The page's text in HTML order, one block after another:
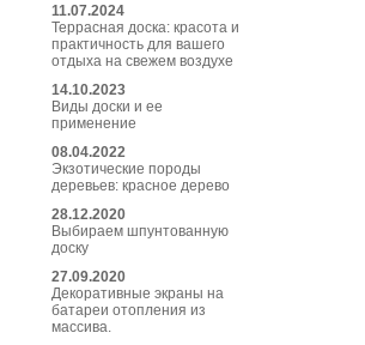
11.07.2024
Террасная доска: красота и
практичность для вашего
отдыха на свежем воздухе
14.10.2023
Виды доски и ее
применение
08.04.2022
Экзотические породы
деревьев: красное дерево
28.12.2020
Выбираем шпунтованную
доску
27.09.2020
Декоративные экраны на
батареи отопления из
массива.